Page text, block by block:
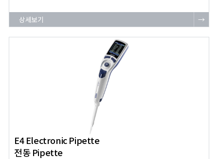
상세보기 →
E4 Electronic Pipette
전동 Pipette